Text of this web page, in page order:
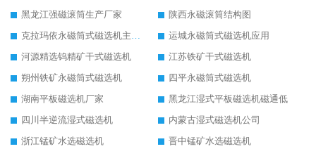
黑龙江强磁滚筒生产厂家
陕西永磁滚筒结构图
克拉玛依永磁筒式磁选机主要技术参数
运城永磁筒式磁选机应用
河源精选钨精矿干式磁选机
江苏铁矿干式磁选机
朔州铁矿永磁筒式磁选机
四平永磁筒式磁选机
湖南平板磁选机厂家
黑龙江湿式平板磁选机磁通低
四川半逆流湿式磁选机
内蒙古湿式磁选机公司
浙江锰矿水选磁选机
晋中锰矿水选磁选机